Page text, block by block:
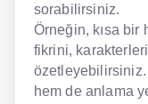
sorabilirsiniz.
Örneğin, kısa bir
fikrini,
hem de anlama